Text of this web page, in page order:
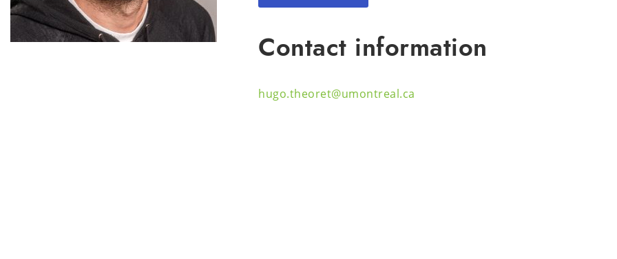
Contact information
hugo.theoret@umontreal.ca